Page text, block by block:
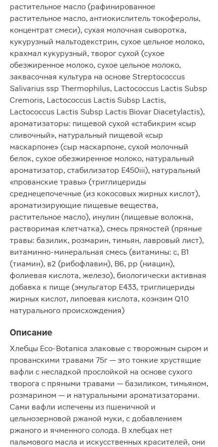
растительное масло (рафинированное
растительное масло, антиокислитель токоферолы,
концентрат смеси), сухая молочная сыворотка,
кукурузный мальтодекстрин, сухое цельное молоко,
крахмал кукурузный, творог сухой (сухое
обезжиренное молоко, сухое цельное молоко,
заквасочная культура на основе Streptococcus
Salivarius ssp Thermophilus, Lactococcus Lactis Subsp
Cremoris, Lactococcus Lactis Subsp Lactis,
Lactococcus Lactis Subsp Lactis Biovar Diacetylactis),
ароматизаторы: пищевой сухой «стабикрим «сыр
сливочный», натуральный пищевой «сыр
маскарпоне» (сыр маскарпоне, сухой молочный
белок, сухое обезжиренное молоко, натуральный
ароматизатор, стабилизатор Е450iii), натуральный
«прованские травы» (триглицериды
среднецепочечные (из кокосовых жирных кислот),
ароматизирующие пищевые вещества,
растительное масло), инулин (пищевые волокна,
растворимая клетчатка), смесь пряностей (пряные
травы: базилик, розмарин, тимьян, лавровый лист),
витаминно-минеральная смесь (витамины: с, В1
(тиамин), в2 (рибофлавин), В6, рр (ниацин),
фолиевая кислота, железо), биологически активная
добавка к пище (эмульгатор Е433, триглицериды
жирных кислот, липоевая кислота, коэнзим Q10
натурального происхождения)
Описание
Хлебцы Eco-Botanica злаковые с творожным сыром и
прованскими травами 75г — это тонкие хрустящие
вафли с несладкой прослойкой на основе сухого
творога с пряными травами — базиликом, тимьяном,
розмарином — и натуральными ароматизаторами.
Сами вафли испечены из пшеничной и
цельнозерновой ржаной муки, с добавлением
ржаного и ячменного солода. В хлебцах нет
пальмового масла и искусственных красителей, они